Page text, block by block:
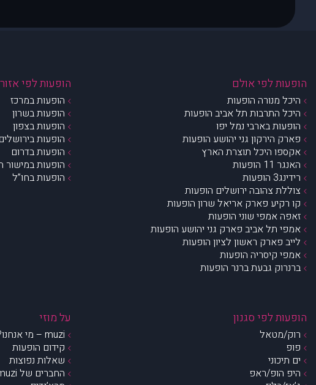
הופעות לפי אולם
היכל מנורה הופעות
היכל התרבות תל אביב הופעות
הופעות בארבי נמל יפו
פארק הירקון גני יהושע הופעות
אקספו היכל תוצרת הארץ
האנגר 11 הופעות
רידינג3 הופעות
צוללת צהובה ירושלים הופעות
קו רקיע פארק אריאל שרון הופעות
זאפה אמפי שוני הופעות
אמפי תל אביב פארק גני יהושע הופעות
לייב פארק ראשון לציון הופעות
אמפי קיסריה הופעות
ברנרוק גבעת ברנר הופעות
הופעות לפי אזור
הופעות במרכז
הופעות בשרון
הופעות בצפון
הופעות
הופעות בדרום
הופעות במישור
הופעות בחו”ל
הופעות לפי סגנון
רוק/מטאל
פופ
ים תיכוני
היפ הופ/ראפ
על מוזי
muzi – מי אנחנו?
קידום הופעות
שאלות נפוצות
החברים של muzi